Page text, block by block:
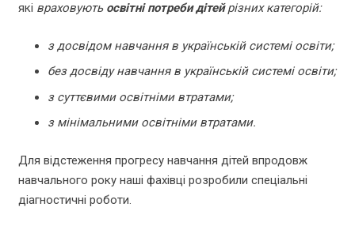
які враховують освітні потреби дітейрізних категорій:
з досвідом навчання в українській системі освіти;
без досвіду навчання в українській системі освіти;
з суттєвими освітніми втратами;
з мінімальними освітніми втратами.
Для відстеження прогресу навчання дітей впродовж
навчального року наші фахівці розробили спеціальні
діагностичні роботи.